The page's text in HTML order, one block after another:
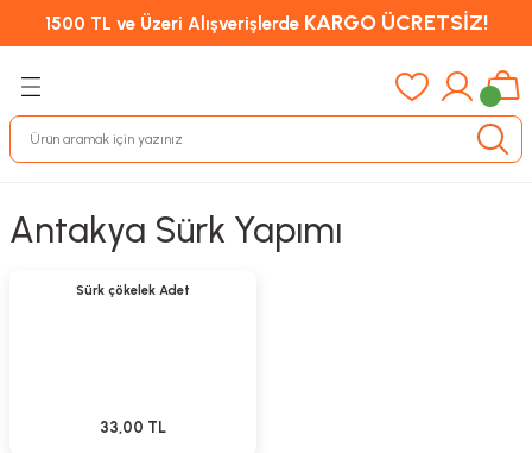
1500 TL ve Üzeri Alışverişlerde KARGO ÜCRETSİZ!
Antakya Sürk Yapımı
Sepete Ekle
Sürk çökelek Adet
33,00 TL